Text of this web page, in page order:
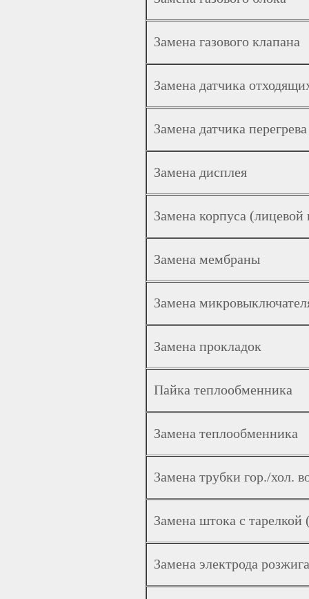
Замена газового клапана
Замена датчика
Замена датчика перегрева
Замена дисплея
Замена корпуса
Замена мембраны
Замена
Замена прокладок
Пайка теплообменника
Замена теплообменника
Замена трубки гор./хол.
Замена штока с тарелкой
Замена электрода